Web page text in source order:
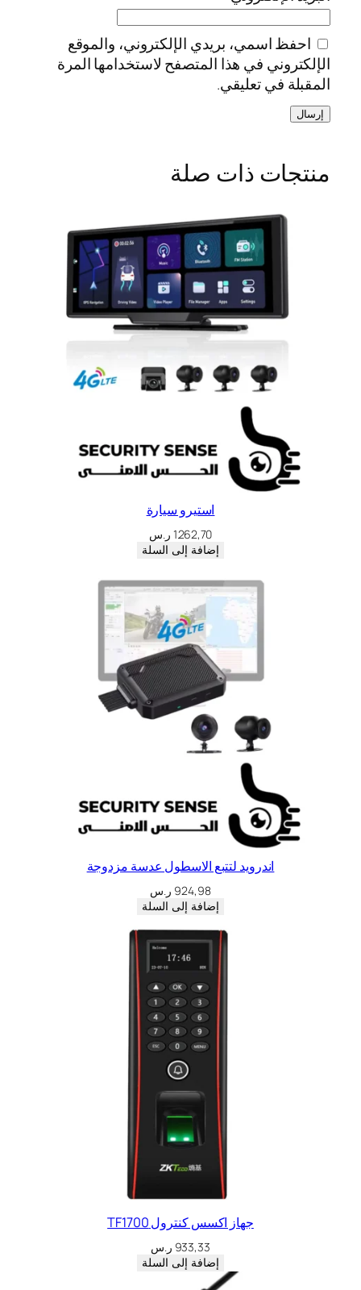
احفظ اسمي، بريدي الإلكتروني، والموقع
الإلكتروني في هذا المتصفح لاستخدامها المرة
المقبلة في تعليقي.
منتجات ذات صلة
استيرو سيارة
1.262,70 ر.س
إضافة إلى السلة
اندرويد لتتبع الاسطول عدسة مزدوجة
924,98 ر.س
إضافة إلى السلة
جهاز اكسس كنترول TF1700
933,33 ر.س
إضافة إلى السلة